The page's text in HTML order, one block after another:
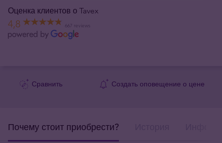
Оценка клиентов о Tavex
4,8 667 reviews
Сравнить Создать оповещение о цене
Почему стоит приобрести?